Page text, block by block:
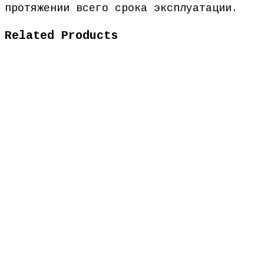
протяжении всего срока эксплуатации.
Related Products